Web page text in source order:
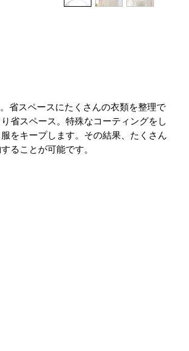
省スペースにたくさんの衣類を整理で
省スペース。特殊なコーティングをし
をキープします。その結果、たくさん
ることが可能です。